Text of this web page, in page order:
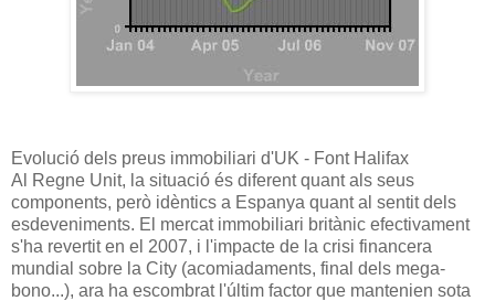
Evolució dels preus immobiliari d'UK - Font Halifax
Al Regne Unit, la situació és diferent quant als seus
components, però idèntics a Espanya quant al sentit dels
esdeveniments. El mercat immobiliari britànic efectivament
s'ha revertit en el 2007, i l'impacte de la crisi financera
mundial sobre la City (acomiadaments, final dels mega-
bono...), ara ha escombrat l'últim factor que mantenien sota